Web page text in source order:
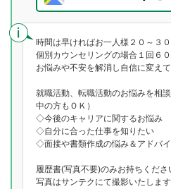
時間は早ければお一人様２０～３０
個別カウンセリングの場合１回６
お悩みや不安を解消し自信に変え
就職活動、転職活動のお悩みを相
中の方もＯＫ）
◇今後のキャリアに関するお悩み
◇自分に合った仕事を知りたい
◇面接や書類作成の悩み＆アドバ
履歴書(写真不要)のみお持ちくださ
写真はサンテクにて撮影いたします